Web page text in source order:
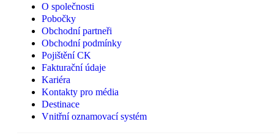
O společnosti
Pobočky
Obchodní partneři
Obchodní podmínky
Pojištění CK
Fakturační údaje
Kariéra
Kontakty pro média
Destinace
Vnitřní oznamovací systém